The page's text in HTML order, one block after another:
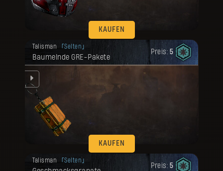
KAUFEN
Talisman Selten
Baumelnde GRE-Pakete
Preis: 5
KAUFEN
Deine Belohnung ist freigeschaltet
worden.
Talisman Selten
Preis: 5
Deine Belohnung ist freigeschaltet
worden.